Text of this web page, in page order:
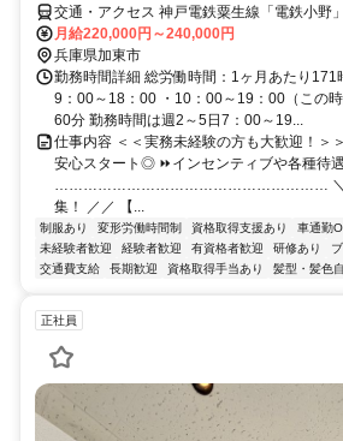
交通・アクセス 神戸電鉄粟生線「電鉄小野
バス停下車徒歩3分
月給220,000円～240,000円
兵庫県加東市
勤務時間詳細 総労働時間：1ヶ月あたり171
9：00～18：00 ・10：00～19：00（この
60分 勤務時間は週2～5日7：00～19...
仕事内容 ＜＜実務未経験の方も大歓迎！＞
安心スタート◎ ⏩インセンティブや各種待
………………………………………………… ＼＼
集！ ／／ 【...
制服あり 変形労働時間制 資格取得支援あり 車通勤
未経験者歓迎
経験者歓迎 有資格者歓迎 研修あり
交通費支給
長期歓迎 資格取得手当あり 髪型・髪色
正社員